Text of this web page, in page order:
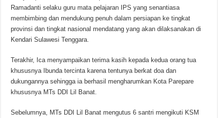
Ramadanti selaku guru mata pelajaran IPS yang senantiasa
membimbing dan mendukung penuh dalam persiapan ke tingkat
provinsi dan tingkat nasional mendatang yang akan dilaksanakan di
Kendari Sulawesi Tenggara.
Terakhir, Ica menyampaikan terima kasih kepada kedua orang tua
khususnya Ibunda tercinta karena tentunya berkat doa dan
dukungannya sehingga ia berhasil mengharumkan Kota Parepare
khususnya MTs DDI Lil Banat.
Sebelumnya, MTs DDI Lil Banat mengutus 6 santri mengikuti KSM